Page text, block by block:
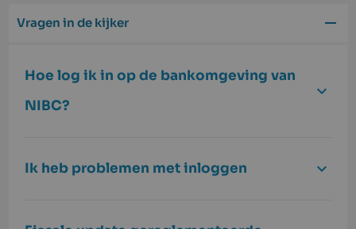
Vragen in de kijker
Hoe log ik in op de bankomgeving van
NIBC?
Ik heb problemen met inloggen